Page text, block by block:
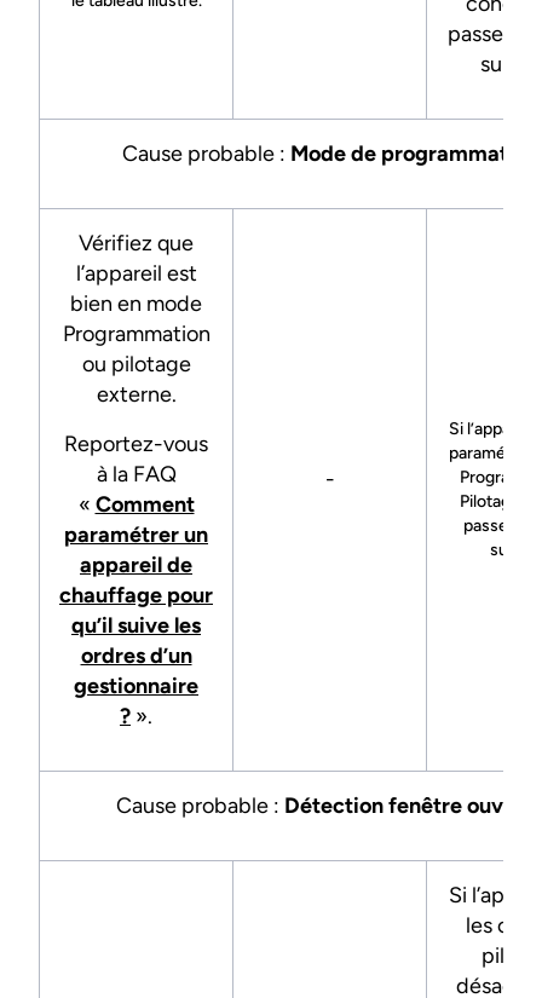
passez à
Cause probable : Mode de programmation
Vérifiez que
l’appareil est
bien en mode
Programmation
ou pilotage
externe.
Reportez-vous
à la FAQ
« Comment
paramétrer un
appareil de
chauffage pour
qu’il suive les
ordres d’un
gestionnaire
? ».
-
Si l’appareil
paramétré
Pilotage
passez à
Cause probable : Détection fenêtre
Si
les
pilote